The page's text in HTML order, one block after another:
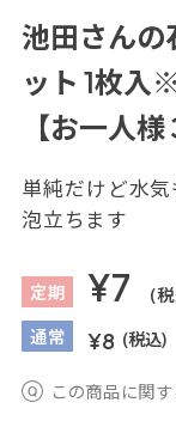
池田さんの
ット 1枚入
【お一人様
単純だけど水
泡立ちます
定期 ¥7 (
通常 ¥8 (税込)
この商品に関